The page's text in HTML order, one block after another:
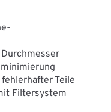
Teile
Filtersystem